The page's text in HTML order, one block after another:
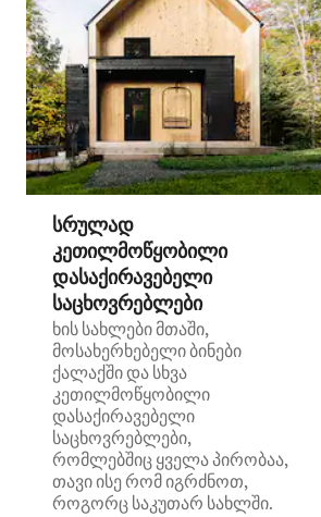
სრულად
კეთილმოწყობილი
დასაქირავებელი
საცხოვრებლები
ხის სახლები მთაში,
მოსახერხებელი ბინები
ქალაქში და სხვა
კეთილმოწყობილი
დასაქირავებელი
საცხოვრებლები,
რომლებშიც ყველა პირობაა,
თავი ისე რომ იგრძნოთ,
როგორც საკუთარ სახლში.